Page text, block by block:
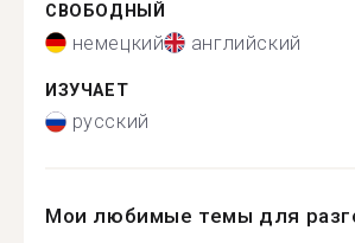
СВОБОДНЫЙ
немецкий английский
ИЗУЧАЕТ
русский
Мои любимые темы для